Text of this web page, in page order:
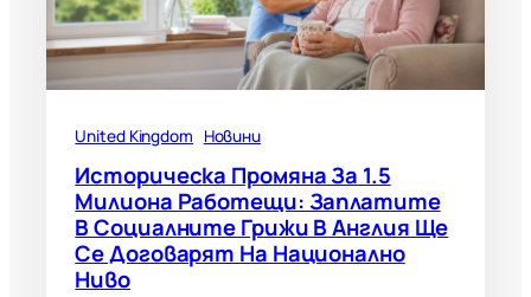
United Kingdom Новини
Историческа Промяна За 1.5
Милиона Работещи: Заплатите
В Социалните Грижи В Англия Ще
Се Договарят На Национално
Ниво